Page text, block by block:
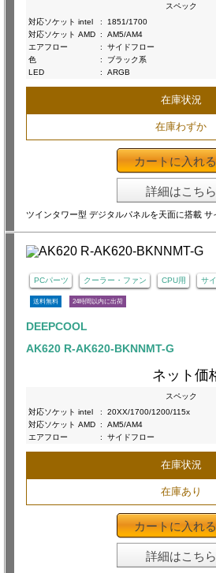
スペック
対応ソケット intel
:
1851/1700
対応ソケット AMD :
AM5/AM4
エアフロー
:
サイドフロー
色
:
ブラック系
LED
: ARGB
在庫状況
在庫わずか
カートに入れる
詳細はこちら
ツインタワー型 デジタルパネルを天面に搭載 サ
PCパーツ クーラー・ファン CPU用 サ
送料無料 24時間以内に出荷
DEEPCOOL
AK620 R-AK620-BKNNMT-G
ネット価
スペック
対応ソケット intel
:
20XX/1700/1200/115x
対応ソケット AMD :
AM5/AM4
エアフロー
: サイドフロー
在庫状況
在庫あり
カートに入れる
詳細はこちら